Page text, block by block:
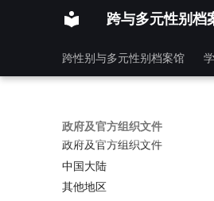
跨与多元性别档
跨性别与多元性别档案馆
政府及官方组织文件
政府及官方组织文件
中国大陆
其他地区